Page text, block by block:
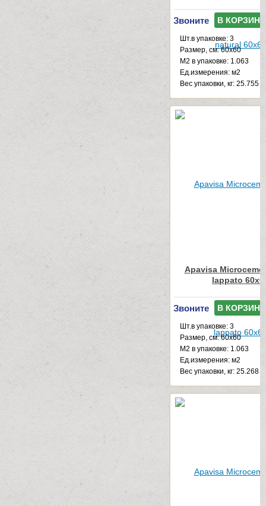
Звоните В КОРЗИНУ
Шт.в упаковке: 3
Размер, см: 60x60
М2 в упаковке: 1.063
Ед.измерения: м2
Веc упаковки, кг: 25.755
Apavisa
lappato
Звоните В КОРЗИНУ
Шт.в упаковке: 3
Размер, см: 60x60
М2 в упаковке: 1.063
Ед.измерения: м2
Веc упаковки, кг: 25.268